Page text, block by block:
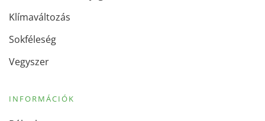
Klímaváltozás
Sokféleség
Vegyszer
INFORMÁCIÓK